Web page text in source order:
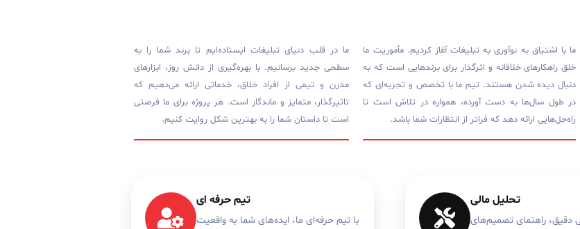
ما با اشتیاق به نوآوری به تبلیغات آغاز کردیم. مأموریت ما
خلق راهکارهای خلاقانه و اثرگذار برای برندهایی است که به
دنبال دیده شدن هستند. تیم ما با تخصص و تجربه‌ای که
در طول سال‌ها به دست آورده، همواره در تلاش است تا
راه‌حل‌هایی ارائه دهد که فراتر از انتظارات شما باشد.
ما در قلب دنیای تبلیغات ایستاده‌ایم تا برند شما را به
سطحی جدید برسانیم. با بهره‌گیری از دانش روز، ابزارهای
مدرن و تیمی از افراد خلاق، خدماتی ارائه می‌دهیم که
تاثیرگذار، متمایز و ماندگار است. هر پروژه برای ما فرصتی
است تا داستان شما را به بهترین شکل روایت کنیم.
تحلیل مالی
دقیق، راهنمای تصمیم‌های
تیم حرفه ای
با تیم حرفه‌ای ما، ایده‌های شما به واقعیت